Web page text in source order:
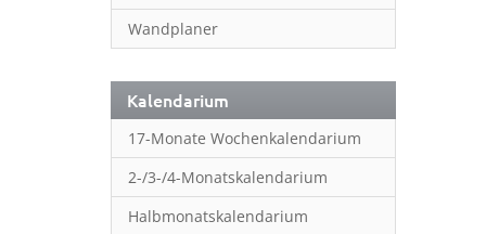
Wandplaner
Kalendarium
17-Monate Wochenkalendarium
2-/3-/4-Monatskalendarium
Halbmonatskalendarium